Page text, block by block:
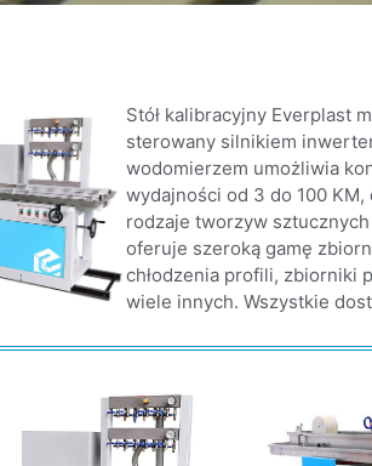
Stół kalibracyjny Everplast
sterowany silnikiem
wodomierzem umożliwia
wydajności od 3 do 100
rodzaje tworzyw sztucznych
oferuje szeroką gamę
chłodzenia profili, zbiorniki
wiele innych. Wszystkie